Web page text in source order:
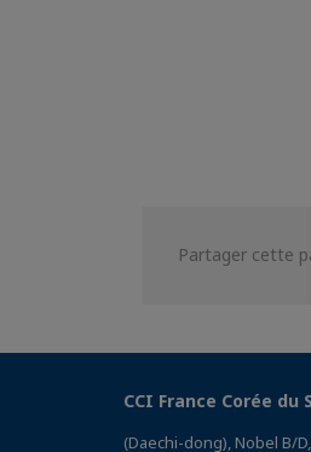
Partager cette
CCI France Corée du
(Daechi-dong), Nobel B/